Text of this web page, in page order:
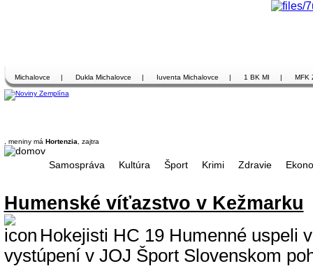
Michalovce | Dukla Michalovce | Iuventa Michalovce | 1 BK MI | MFK
, meniny má Hortenzia , zajtra
Samospráva Kultúra Šport Krimi Zdravie
Humenské víťazstvo v Kežmarku
Hokejisti HC 19 Humenné uspeli
vystúpení v JOJ Šport Slovenskom